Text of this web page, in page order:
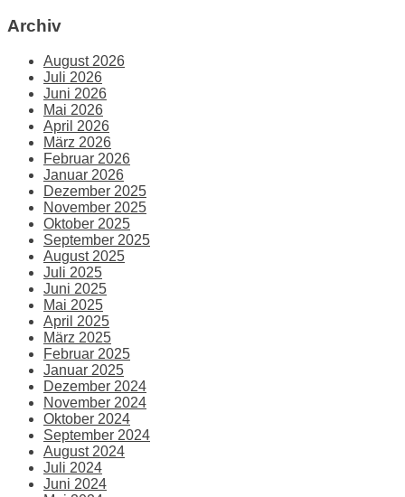
Archiv
August 2026
Juli 2026
Juni 2026
Mai 2026
April 2026
März 2026
Februar 2026
Januar 2026
Dezember 2025
November 2025
Oktober 2025
September 2025
August 2025
Juli 2025
Juni 2025
Mai 2025
April 2025
März 2025
Februar 2025
Januar 2025
Dezember 2024
November 2024
Oktober 2024
September 2024
August 2024
Juli 2024
Juni 2024